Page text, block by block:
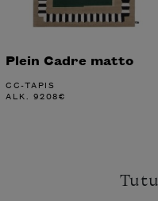
Plein Cadre matto
CC-TAPIS
ALK. 9208€